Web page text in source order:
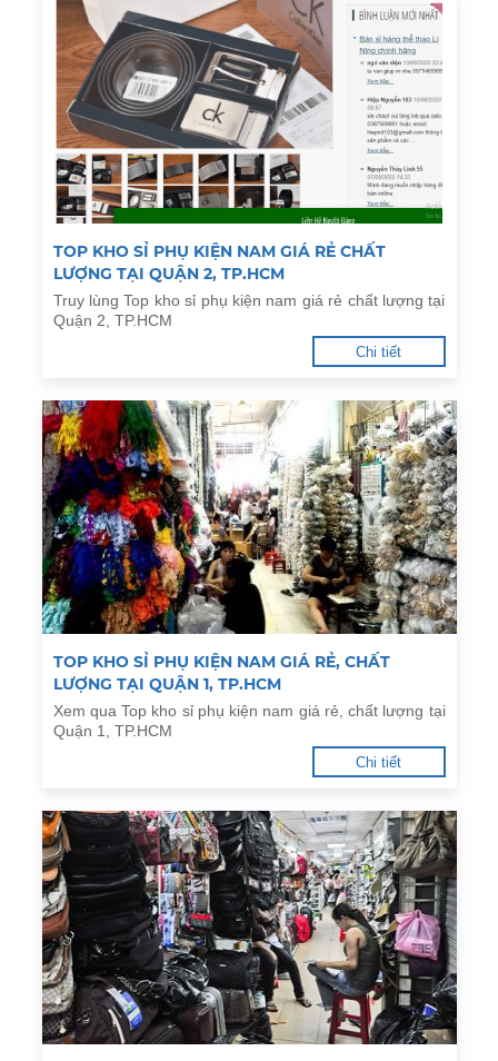
TOP KHO SỈ PHỤ KIỆN NAM GIÁ RẺ CHẤT
LƯỢNG TẠI QUẬN 2, TP.HCM
Truy lùng Top kho sỉ phụ kiện nam giá rẻ chất lượng tại
Quận 2, TP.HCM
Chi tiết
TOP KHO SỈ PHỤ KIỆN NAM GIÁ RẺ, CHẤT
LƯỢNG TẠI QUẬN 1, TP.HCM
Xem qua Top kho sỉ phụ kiện nam giá rẻ, chất lượng tại
Quận 1, TP.HCM
Chi tiết